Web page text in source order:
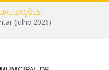
(Julho 2026)